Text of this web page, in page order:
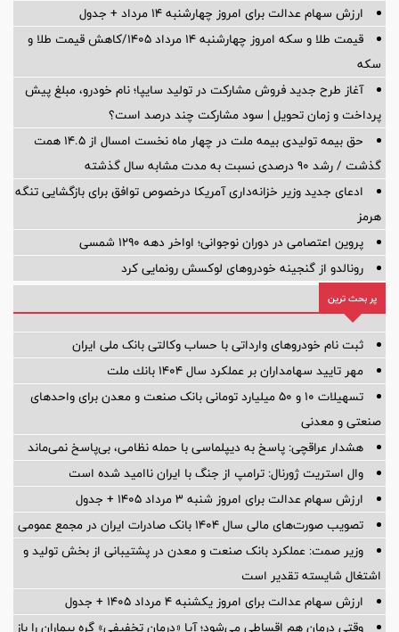
ارزش سهام عدالت برای امروز چهارشنبه ۱۴ مرداد + جدول
قیمت طلا و سکه امروز چهارشنبه ۱۴ مرداد ۱۴۰۵/کاهش قیمت طلا و
سکه
آغاز طرح جدید فروش مشارکت در تولید سایپا؛ نام خودرو، مبلغ پیش
پرداخت و زمان تحویل | سود مشارکت چند درصد است؟
حق بیمه تولیدی بیمه ملت در چهار ماه نخست امسال از 14.5 همت
گذشت / رشد 90 درصدی نسبت به مدت مشابه سال گذشته
ادعای جدید وزیر خزانه‌داری آمریکا درخصوص توافق برای بازگشایی تنگه
هرمز
پروین اعتصامی در دوران نوجوانی؛ اواخر دهه ۱۲۹۰ شمسی
رونالدو از گنجینه خودروهای لوکسش رونمایی کرد
پر بحث ترین
ثبت نام خودروهای وارداتی با حساب وکالتی بانک ملی ایران
مهر تایید سهامداران بر عملكرد سال ۱۴۰۴ بانك ملت
تسهیلات ١٠ و ۵٠ میلیارد تومانی بانک صنعت و معدن برای واحد‌های
صنعتی و معدنی
هشدار عراقچی: پاسخ به دیپلماسی با حمله نظامی، بی‌پاسخ نمی‌ماند
وال استریت ژورنال: ترامپ از جنگ با ایران ناامید شده است
ارزش سهام عدالت برای امروز شنبه ۳ مرداد ۱۴۰۵ + جدول
تصویب صورت‌های مالی سال ۱۴۰۴ بانک صادرات ایران در مجمع عمومی
وزیر صمت: عملکرد بانک صنعت و معدن در پشتیبانی از بخش تولید و
اشتغال شایسته تقدیر است
ارزش سهام عدالت برای امروز یکشنبه ۴ مرداد ۱۴۰۵ + جدول